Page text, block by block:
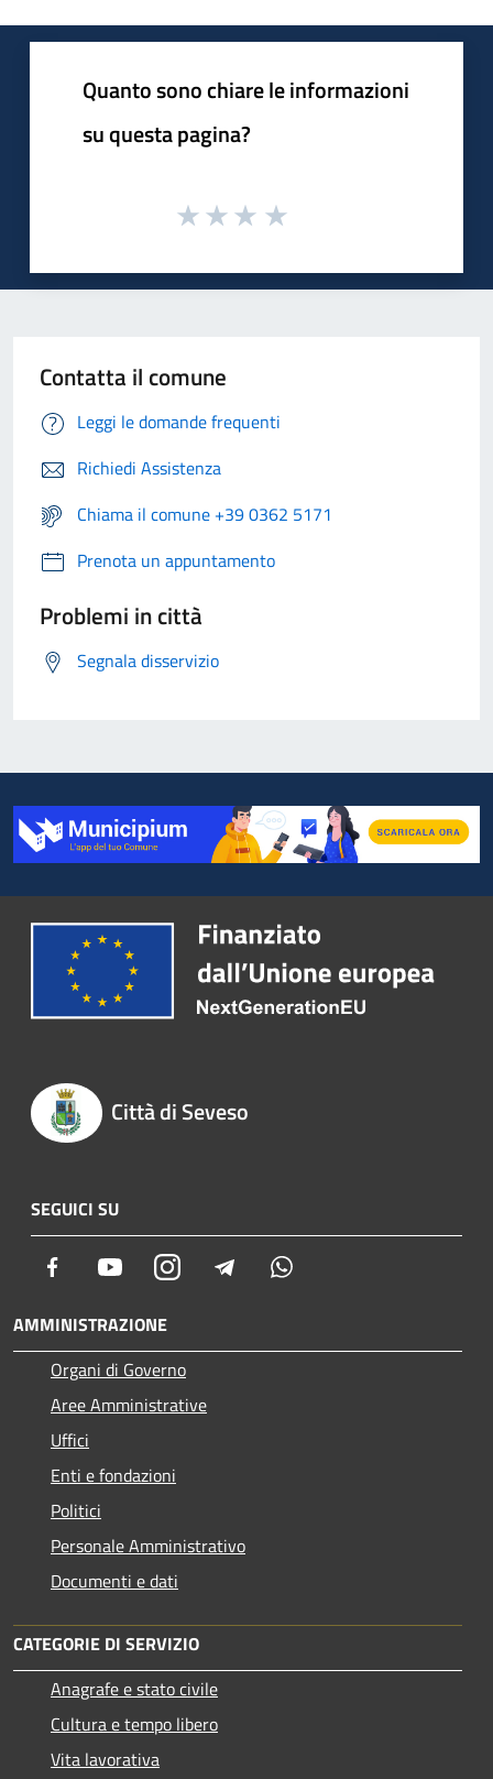
Quanto sono chiare le informazioni
su questa pagina?
Contatta il comune
Leggi le domande frequenti
Richiedi Assistenza
Chiama il comune +39 0362 5171
Prenota un appuntamento
Problemi in città
Segnala disservizio
Città di Seveso
SEGUICI SU
Facebook YoutubeInstagram Telegram
AMMINISTRAZIONE
Organi di Governo
Aree Amministrative
Uffici
Enti e fondazioni
Politici
Personale Amministrativo
Documenti e dati
CATEGORIE DI SERVIZIO
Anagrafe e stato civile
Cultura e tempo libero
Vita lavorativa